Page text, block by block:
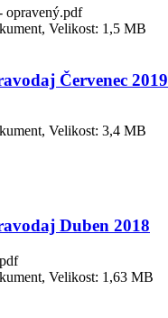
opravený.pdf
Velikost: 1,5 MB
Červenec 2019
Velikost: 3,4 MB
Duben 2018
Velikost: 1,63 MB